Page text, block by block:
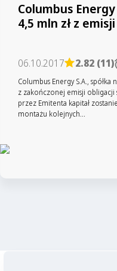
Columbus
4,5 mln zł z
06.10.2017 2.82 (11)
Columbus Energy S.A.,
z zakończonej emisji obligacji
przez Emitenta kapitał
montażu kolejnych...
Czytaj artykuł